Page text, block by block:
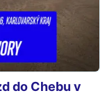
do Chebu v